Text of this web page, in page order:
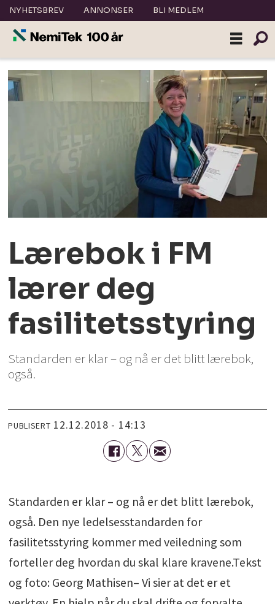
NYHETSBREV ANNONSER BLI MEDLEM
Lærebok i FM
lærer deg
fasilitetsstyring
Standarden er klar – og nå er det blitt lærebok,
også.
PUBLISERT 12.12.2018 - 14:13
Standarden er klar – og nå er det blitt lærebok,
også. Den nye ledelsesstandarden for
fasilitetsstyring kommer med veiledning som
forteller deg hvordan du skal klare kravene.Tekst
og foto: Georg Mathisen– Vi sier at det er et